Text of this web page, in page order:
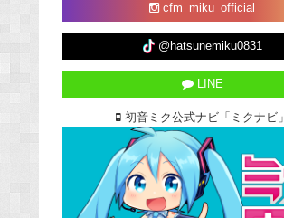
cfm_miku_official
@hatsunemiku0831
LINE
初音ミク公式ナビ「ミクナビ」